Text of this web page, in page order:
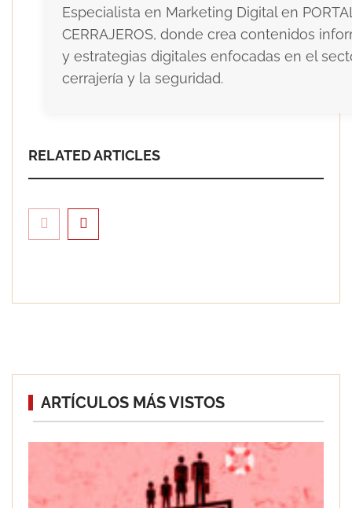
Especialista en Marketing Digital en
CERRAJEROS, donde crea contenidos
y estrategias digitales enfocadas en el
cerrajería y la seguridad.
RELATED ARTICLES
Guía sobre la normativa legal de poda:
cómo evitar sanciones y proteger tu
propiedad
ARTÍCULOS MÁS VISTOS